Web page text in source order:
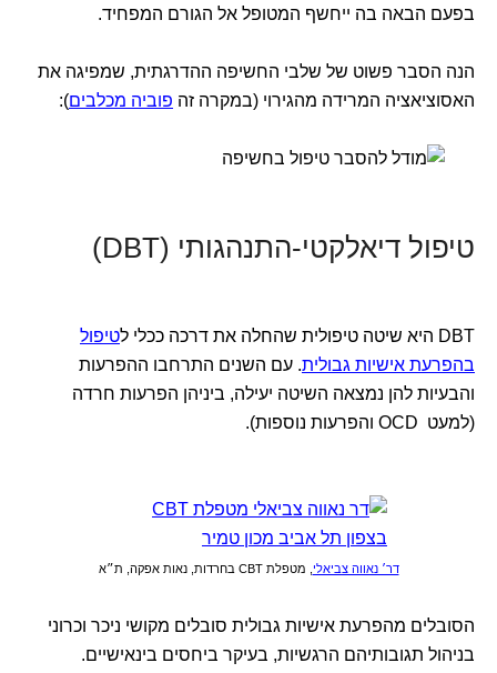
בפעם הבאה בה ייחשף המטופל אל הגורם המפחיד.
הנה הסבר פשוט של שלבי החשיפה ההדרגתית, שמפיגה את
האסוציאציה המרידה מהגירוי (במקרה זה פוביה מכלבים):
טיפול דיאלקטי-התנהגותי (DBT)
DBT היא שיטה טיפולית שהחלה את דרכה ככלי ל
טיפול
בהפרעת אישיות גבולית. עם השנים התרחבו ההפרעות
והבעיות להן נמצאה השיטה יעילה, ביניהן הפרעות חרדה
(למעט OCD והפרעות נוספות).
דר׳ נאווה צביאלי, מטפלת CBT בחרדות, נאות אפקה, ת״א
הסובלים מהפרעת אישיות גבולית סובלים מקושי ניכר וכרוני
בניהול תגובותיהם הרגשיות, בעיקר ביחסים בינאישיים.